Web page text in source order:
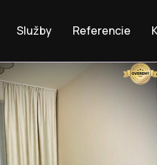
Služby Referencie